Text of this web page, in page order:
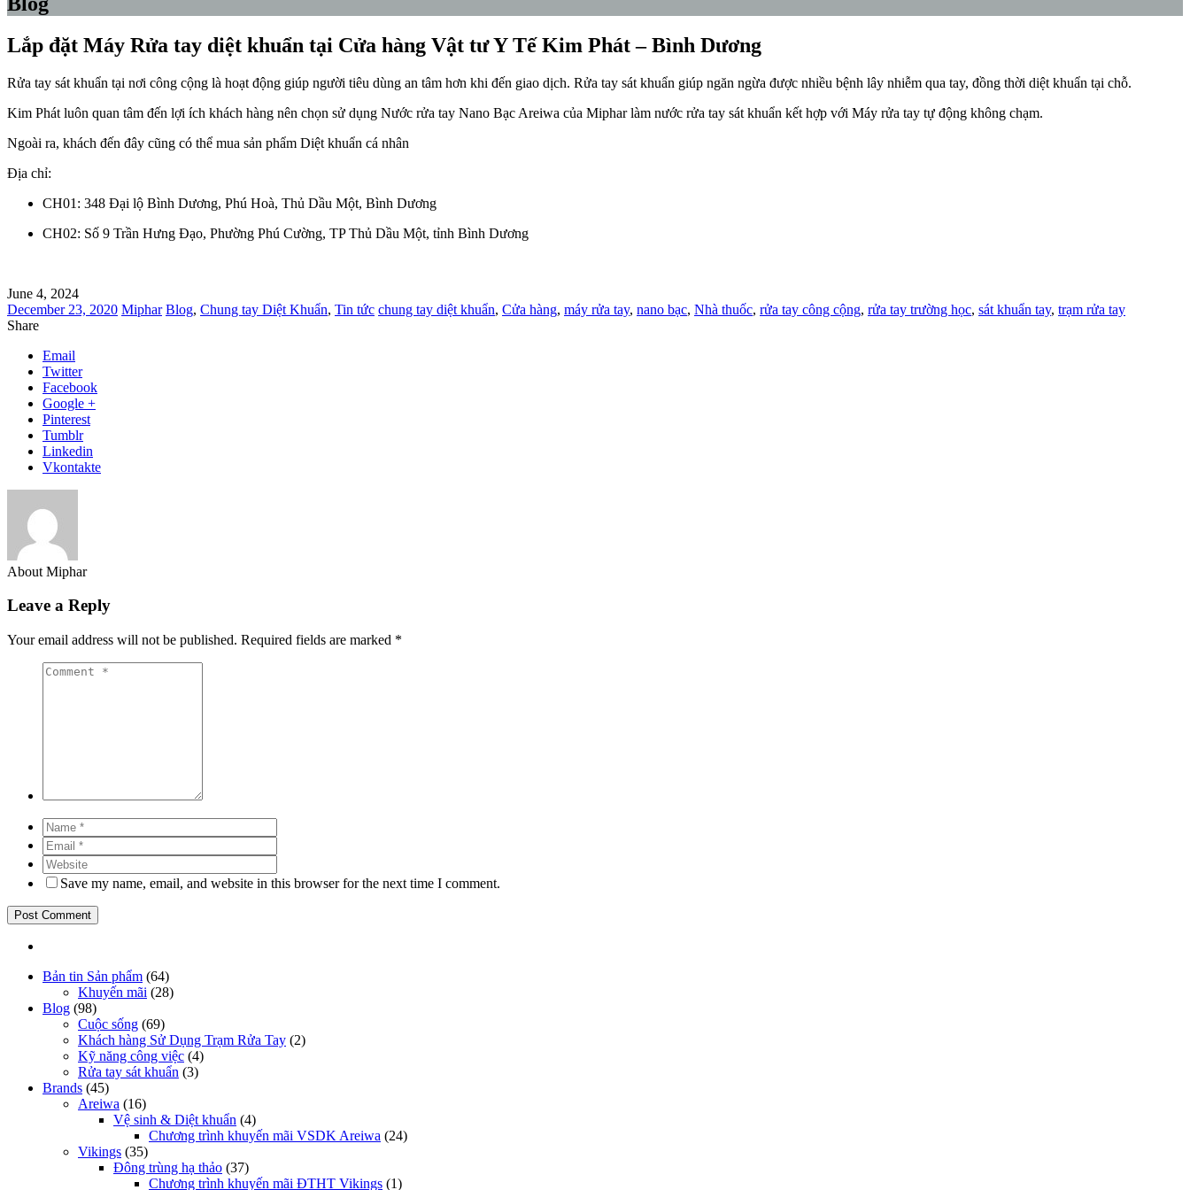
Lắp đặt Máy Rửa tay diệt khuẩn tại Cửa hàng Vật tư Y Tế Kim Phát – Bình Dương
Rửa tay sát khuẩn tại nơi công cộng là hoạt động giúp người tiêu dùng an tâm hơn khi đến giao dịch. Rửa tay sát khuẩn giúp ngăn ngừa được nhiều bệnh lây nhiễm qua tay, đồng thời diệt khuẩn tại chỗ.
Kim Phát luôn quan tâm đến lợi ích khách hàng nên chọn sử dụng Nước rửa tay Nano Bạc Areiwa của Miphar làm nước rửa tay sát khuẩn kết hợp với Máy rửa tay tự động không chạm.
Ngoài ra, khách đến đây cũng có thể mua sản phẩm Diệt khuẩn cá nhân
Địa chỉ:
CH01: 348 Đại lộ Bình Dương, Phú Hoà, Thủ Dầu Một, Bình Dương
CH02: Số 9 Trần Hưng Đạo, Phường Phú Cường, TP Thủ Dầu Một, tỉnh Bình Dương
June 4, 2024
December 23, 2020 Miphar Blog, Chung tay Diệt Khuẩn, Tin tức chung tay diệt khuẩn, Cửa hàng, máy rửa tay, nano bạc, Nhà thuốc, rửa tay công cộng, rửa tay trường học, sát khuẩn tay, trạm rửa tay
Share
Email
Twitter
Facebook
Google +
Pinterest
Tumblr
Linkedin
Vkontakte
About Miphar
Leave a Reply
Your email address will not be published. Required fields are marked *
Save my name, email, and website in this browser for the next time I comment.
Bản tin Sản phẩm (64)
Khuyến mãi (28)
Blog (98)
Cuộc sống (69)
Khách hàng Sử Dụng Trạm Rửa Tay (2)
Kỹ năng công việc (4)
Rửa tay sát khuẩn (3)
Brands (45)
Areiwa (16)
Vệ sinh & Diệt khuẩn (4)
Chương trình khuyến mãi VSDK Areiwa (24)
Vikings (35)
Đông trùng hạ thảo (37)
Chương trình khuyến mãi ĐTHT Vikings (1)